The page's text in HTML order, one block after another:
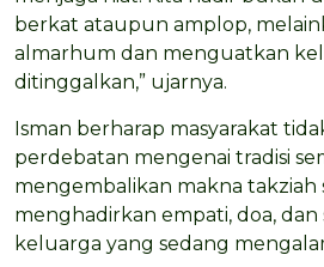
berkat ataupun amplop,
almarhum dan menguatkan
ditinggalkan,” ujarnya.
Isman berharap masyarakat
perdebatan mengenai tradisi
mengembalikan makna takziah
menghadirkan empati, doa, dan
keluarga yang sedang